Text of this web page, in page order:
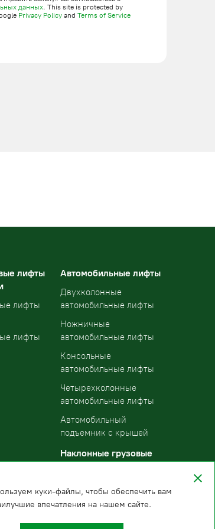
данных. This site is protected by
Privacy Policy and Terms of Service
лифты
лифты
лифты
Автомобильные лифты
Двухколонные
автомобильные лифты
Ножничные
автомобильные лифты
Консольные
автомобильные лифты
Четырехколонные
автомобильные лифты
Автомобильный
подъемник с крышей
Наклонные грузовые
куки-файлы, чтобы обеспечить вам
впечатления на нашем сайте.